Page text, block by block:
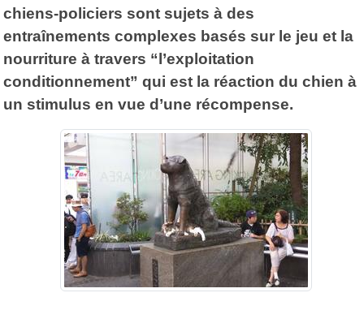
chiens-policiers sont sujets à des
entraînements complexes basés sur le jeu et la
nourriture à travers “l’exploitation
conditionnement” qui est la réaction du chien à
un stimulus en vue d’une récompense.